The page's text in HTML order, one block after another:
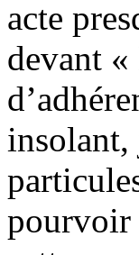
acte
devant
insolant,
pourvoir